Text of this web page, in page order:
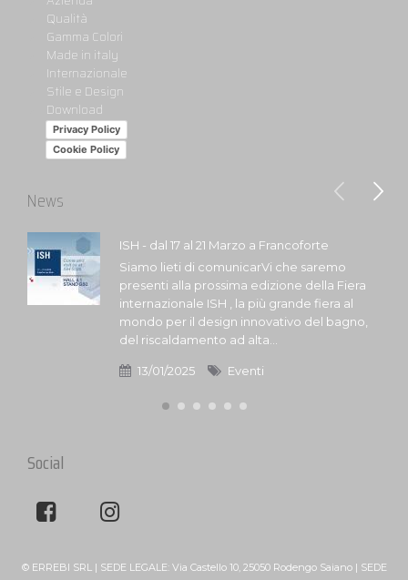
Qualità
Gamma Colori
Made in italy
Internazionale
Stile e Design
Download
Privacy Policy
Cookie Policy
News
ISH - dal 17 al 21 Marzo a Francoforte
Siamo lieti di comunicarVi che saremo
presenti alla prossima edizione della Fiera
internazionale ISH , la più grande fiera al
mondo per il design innovativo del bagno,
del riscaldamento ad alta...
13/01/2025 Eventi
Social
© ERREBI SRL | SEDE LEGALE: Via Castello 10, 25050 Rodengo Saiano | SEDE